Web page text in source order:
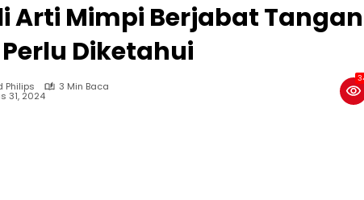
Arti Mimpi Berjabat Tangan
Diketahui
Philips 3 Min Baca
31, 2024